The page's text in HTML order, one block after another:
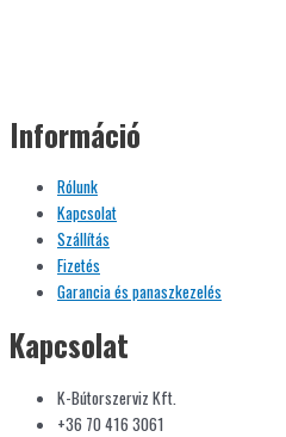
Információ
Rólunk
Kapcsolat
Szállítás
Fizetés
Garancia és panaszkezelés
Kapcsolat
K-Bútorszerviz Kft.
+36 70 416 3061